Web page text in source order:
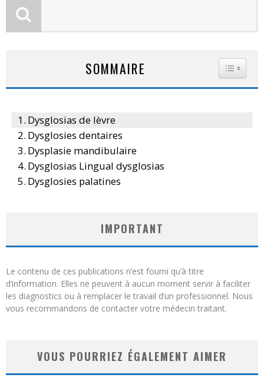
SOMMAIRE
Dysglosias de lèvre
Dysglosies dentaires
Dysplasie mandibulaire
Dysglosias Lingual dysglosias
Dysglosies palatines
IMPORTANT
Le contenu de ces publications n’est fourni qu’à titre
d’information. Elles ne peuvent à aucun moment servir à faciliter
les diagnostics ou à remplacer le travail d’un professionnel. Nous
vous recommandons de contacter votre médecin traitant.
VOUS POURRIEZ ÉGALEMENT AIMER